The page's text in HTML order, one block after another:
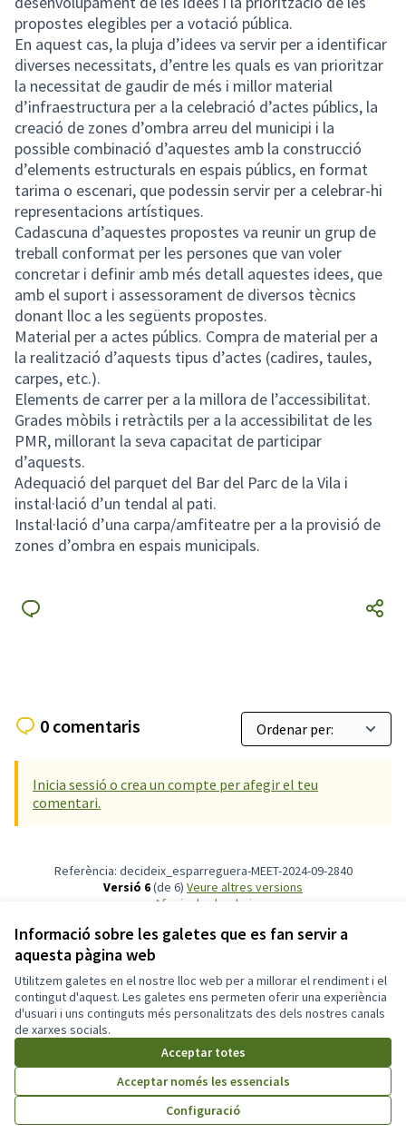
Informació sobre les galetes que es fan servir a
aquesta pàgina web
Utilitzem galetes en el nostre lloc web per a millorar el rendiment i el
contingut d'aquest. Les galetes ens permeten oferir una experiència
d'usuari i uns continguts més personalitzats des dels nostres canals
de xarxes socials.
Acceptar totes
Acceptar només les essencials
Configuració
propostes elegibles per a votació pública.
En aquest cas, la pluja d’idees va servir per a identificar
diverses necessitats, d’entre les quals es van prioritzar
la necessitat de gaudir de més i millor material
d’infraestructura per a la celebració d’actes públics, la
creació de zones d’ombra arreu del municipi i la
possible combinació d’aquestes amb la construcció
d’elements estructurals en espais públics, en format
tarima o escenari, que podessin servir per a celebrar-hi
representacions artístiques.
Cadascuna d’aquestes propostes va reunir un grup de
treball conformat per les persones que van voler
concretar i definir amb més detall aquestes idees, que
amb el suport i assessorament de diversos tècnics
donant lloc a les següents propostes.
Material per a actes públics. Compra de material per a
la realització d’aquests tipus d’actes (cadires, taules,
carpes, etc.).
Elements de carrer per a la millora de l’accessibilitat.
Grades mòbils i retràctils per a la accessibilitat de les
PMR, millorant la seva capacitat de participar
d’aquests.
Adequació del parquet del Bar del Parc de la Vila i
instal·lació d’un tendal al pati.
Instal·lació d’una carpa/amfiteatre per a la provisió de
zones d’ombra en espais municipals.
0 comentaris
Inicia sessió o crea un compte per afegir el teu
comentari.
Referència: decideix_esparreguera-MEET-2024-09-2840
Versió 6(de 6)
veure altres versions
Afegir al calendari
Termes i condicions d'ús
Configuració de les galetes
Participa311 decideix.esparreguera.cat a X
(Enllaç extern)
Participa311 decideix.esparreguera.cat a Facebook
(Enllaç extern)
Participa311 decideix.esparreguera.cat a Instagram
(Enllaç extern)
Participa311 decideix.esparreguera.cat a YouTube
(Enllaç extern)
Triar la llenguaElegir el idioma
Web creada ambprogramari lliure .
Amb
(Enllaç